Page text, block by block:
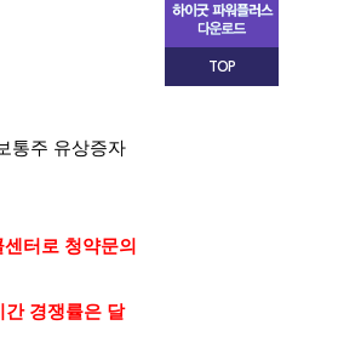
통주 유상증자
터로 청약문의
간 경쟁률은 달
TOP